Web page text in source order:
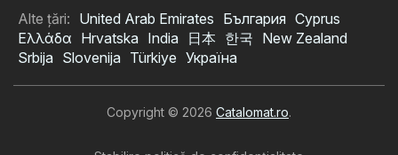
Alte țări: United Arab Emirates България Cyprus
Ελλάδα Hrvatska India 日本 한국 New Zealand
Srbija Slovenija Türkiye Україна
Copyright © 2026 Catalomat.ro.